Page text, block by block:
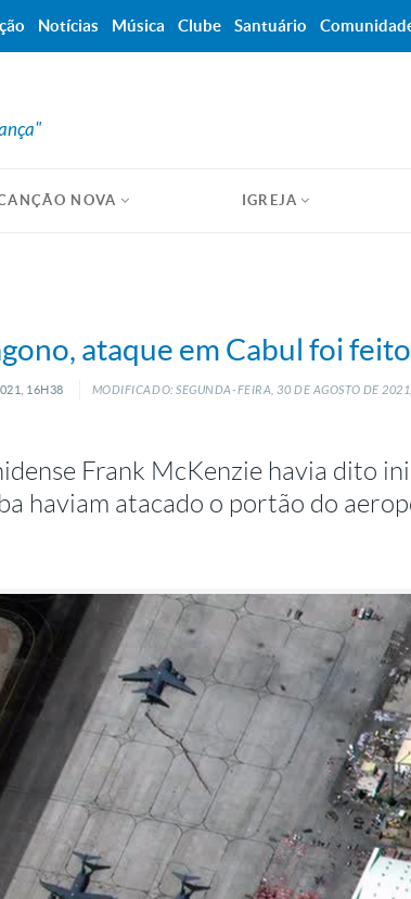
NOVA IGREJA
ataque em Cabul foi
16H38 MODIFICADO: SEGUNDA-FEIRA, 30 DE AGOSTO DE
Frank McKenzie havia dito
haviam atacado o portão do
Notícias Música Clube Santuário